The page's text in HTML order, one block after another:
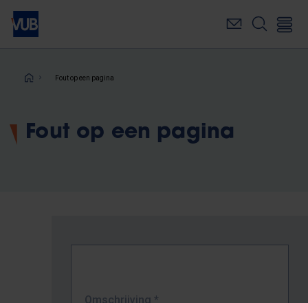
Overslaan
naar
inhoudKruimelpad
Fout op een pagina
Fout op een pagina
Omschrijving *